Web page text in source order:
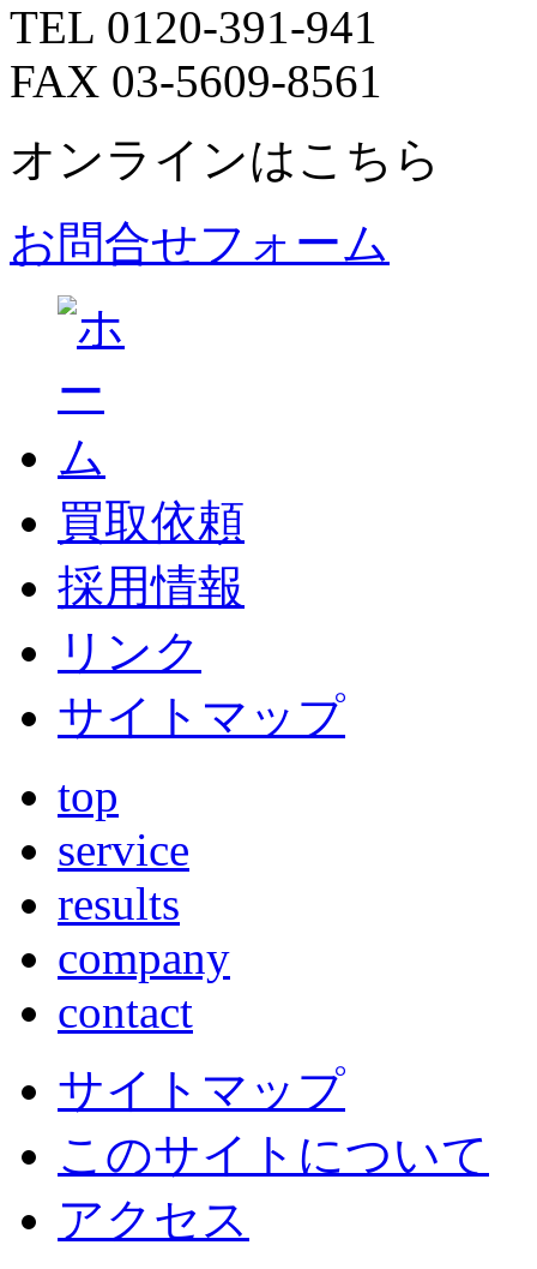
TEL 0120-391-941
FAX 03-5609-8561
オンラインはこちら
お問合せフォーム
買取依頼
採用情報
リンク
サイトマップ
top
service
results
company
contact
サイトマップ
このサイトについて
アクセス